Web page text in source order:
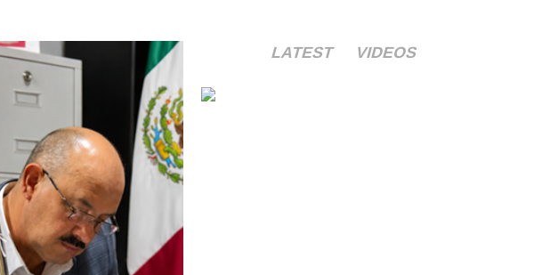
LATEST VIDEOS